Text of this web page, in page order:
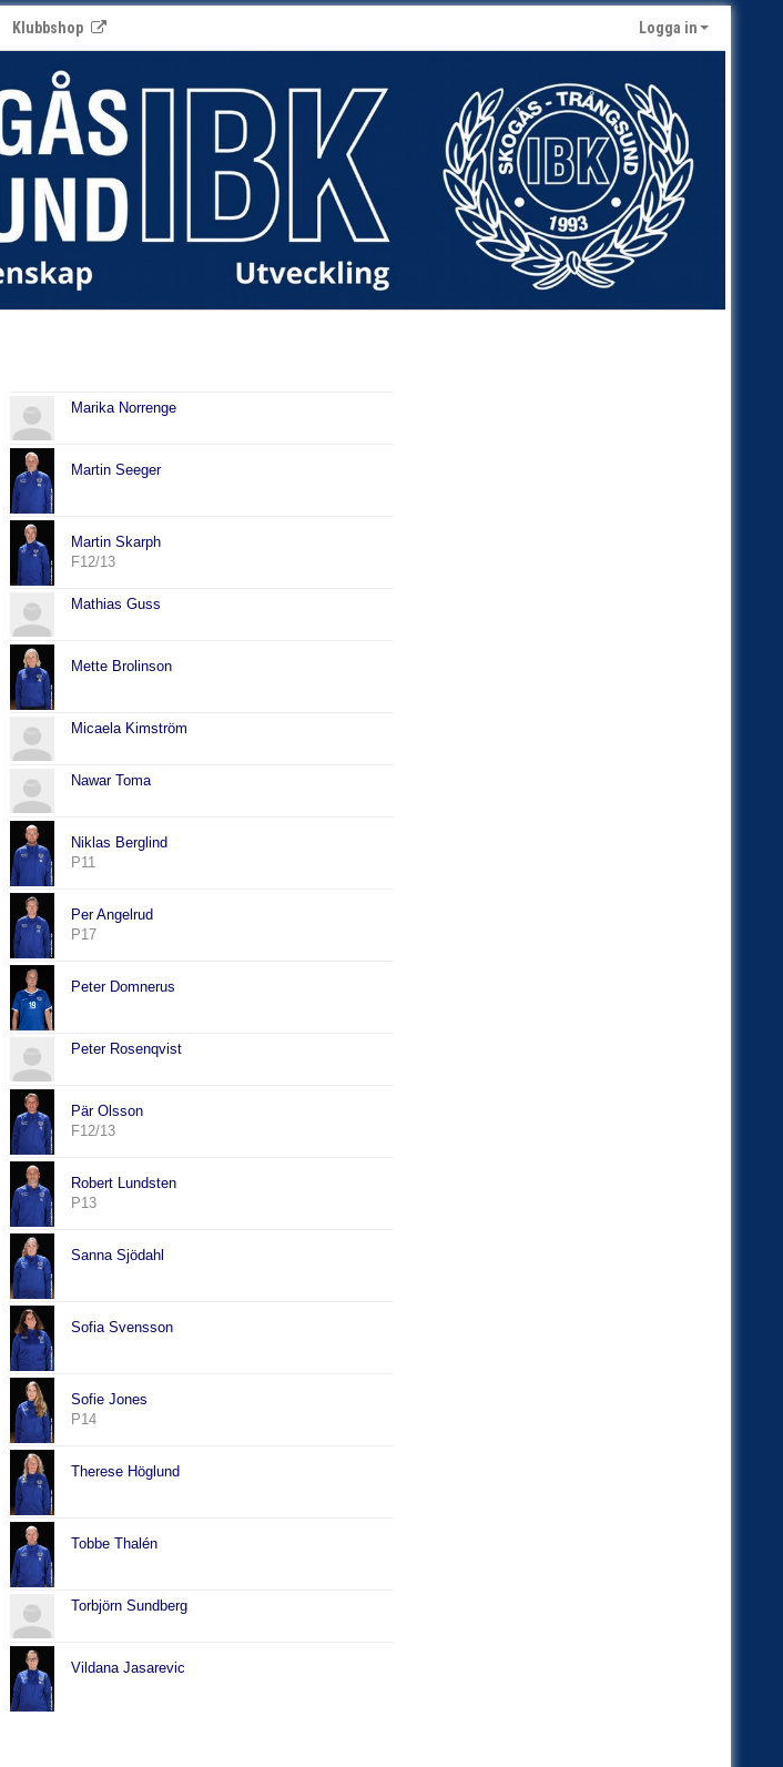
Klubbshop Logga in
Marika Norrenge
Martin Seeger
Martin Skarph
F12/13
Mathias Guss
Mette Brolinson
Micaela Kimström
Nawar Toma
Niklas Berglind
P11
Per Angelrud
P17
Peter Domnerus
Peter Rosenqvist
Pär Olsson
F12/13
Robert Lundsten
P13
Sanna Sjödahl
Sofia Svensson
Sofie Jones
P14
Therese Höglund
Tobbe Thalén
Torbjörn Sundberg
Vildana Jasarevic